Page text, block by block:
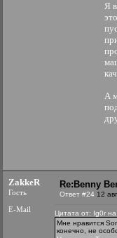
Я
А
ZakkeR
Гость
E-Mail
Re:Benny
Ответ #24 12
Цитата от: Ig0r
Мне нравится
конечно, не